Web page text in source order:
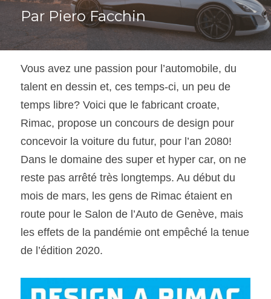
Essais Routier
Opinion
Simulateur
Assurance
Rechercher
SOUMISSION RAPIDE
ASSURANCE
Par Piero Facchin
Vous avez une passion pour l’automobile, du
talent en dessin et, ces temps-ci, un peu de
temps libre? Voici que le fabricant croate,
Rimac, propose un concours de design pour
concevoir la voiture du futur, pour l’an 2080!
Dans le domaine des super et hyper car, on ne
reste pas arrêté très longtemps. Au début du
mois de mars, les gens de Rimac étaient en
route pour le Salon de l’Auto de Genève, mais
les effets de la pandémie ont empêché la tenue
de l’édition 2020.